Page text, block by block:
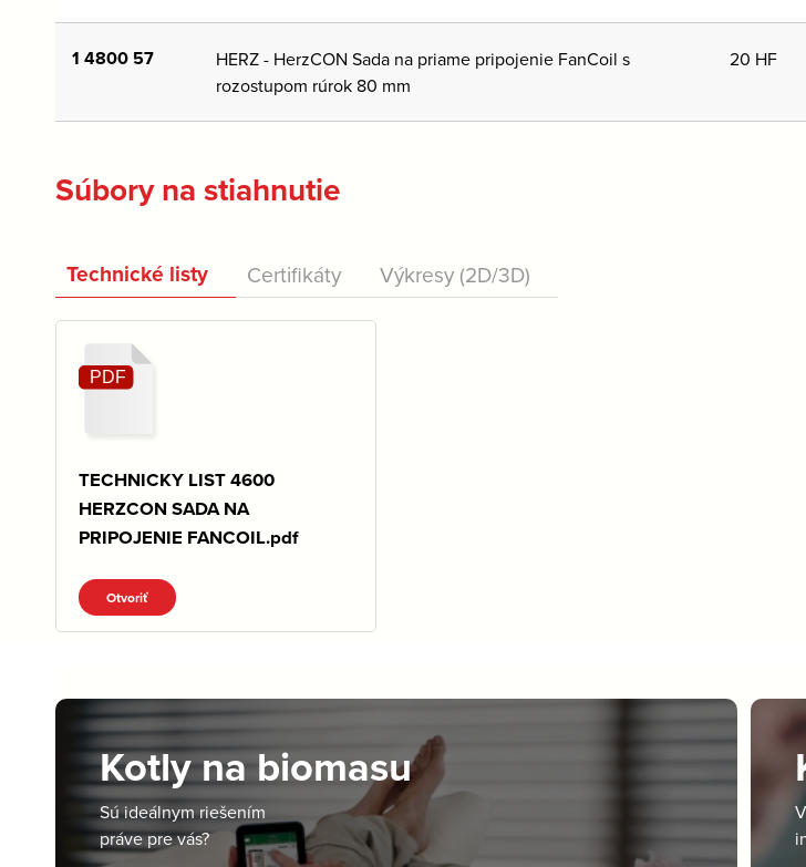
1 4800 57
HERZ - HerzCON Sada na priame pripojenie FanCoil s
rozostupom rúrok 80 mm
20 HF
Súbory na stiahnutie
Technické listy Certifikáty Výkresy (2D/3D)
TECHNICKY LIST 4600
HERZCON SADA NA
PRIPOJENIE FANCOIL.pdf
Otvoriť
Kotly na biomasu
Sú ideálnym riešením
práve pre vás?